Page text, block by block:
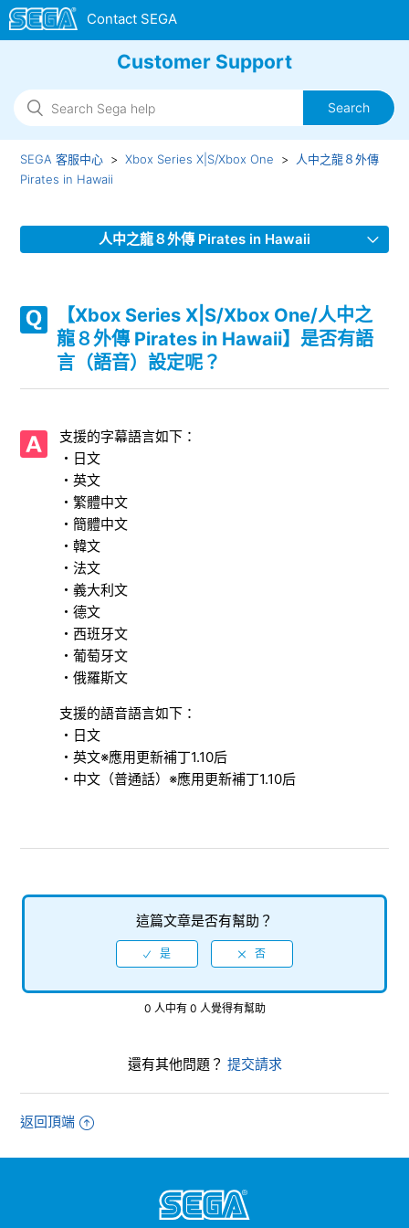
Customer Support
SEGA 客服中心 Xbox Series X|S/Xbox One
人中之龍８外傳
Pirates in Hawaii
人中之龍８外傳 Pirates in Hawaii
Hawaii】是否有語言（語音）設定呢？
【Xbox Series X|S/Xbox One/人中之龍８外傳 Pirates in
Hawaii】支援哪些音訊輸出格式？
Hawaii】可以支援HDR嗎？
【Xbox Series X|S/Xbox One/人中之龍８外傳 Pirates in
Hawaii】幀速率（fps）是多少？
【Xbox Series X|S/Xbox One/人中之龍８外傳 Pirates in
Hawaii】支援的影像輸出是多少？
【Xbox Series X|S/Xbox One/人中之龍８外傳 Pirates in
Hawaii】請告知製作的儲存檔案所需的必要容量。
【Xbox Series X|S/Xbox One/人中之龍８外傳 Pirates in
Hawaii】DLC可以在Xbox Series X|S與 Xbox One之間共享
嗎，還是需要單獨購買？
【Xbox Series X|S/Xbox One/人中之龍８外傳 Pirates in
Hawaii】是否具有與該系列其他作品、其他平台軟體或其他媒
體的互通性功能（資料互通性、傳輸等）？
Hawaii】軟體本身的容量為何？
【Xbox Series X|S/Xbox One/人中之龍８外傳 Pirates in
Hawaii】「豪華版」的四個DLC會出售嗎？
【Xbox Series X|S/Xbox One/人中之
龍８外傳 Pirates in Hawaii】是否有語
言（語音）設定呢？
支援的字幕語言如下：
・日文
・英文
・繁體中文
・簡體中文
・韓文
・法文
・義大利文
・德文
・西班牙文
・葡萄牙文
・俄羅斯文
支援的語音語言如下：
・日文
・英文※應用更新補丁1.10后
・中文（普通話）※應用更新補丁1.10后
這篇文章是否有幫助？
0 人中有 0 人覺得有幫助
還有其他問題？ 提交請求
返回頂端